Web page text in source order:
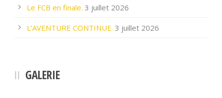
Le FCB en finale. 3 juillet 2026
L’AVENTURE CONTINUE. 3 juillet 2026
GALERIE